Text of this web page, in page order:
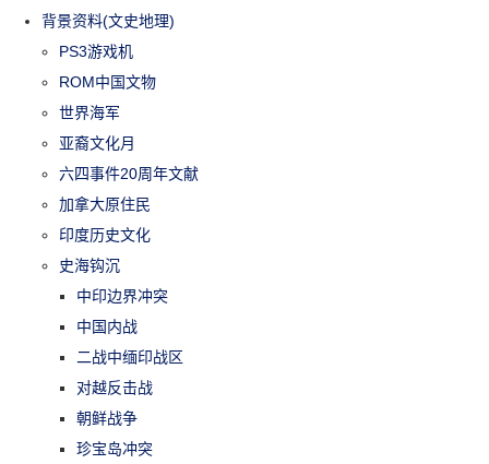
背景资料(文史地理)
PS3游戏机
ROM中国文物
世界海军
亚裔文化月
六四事件20周年文献
加拿大原住民
印度历史文化
史海钩沉
中印边界冲突
中国内战
二战中缅印战区
对越反击战
朝鲜战争
珍宝岛冲突